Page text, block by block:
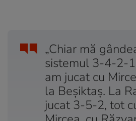
„Chiar mă
sistemul 3-4-2-
am jucat cu
la Beșiktaș. La
jucat 3-5-2, tot